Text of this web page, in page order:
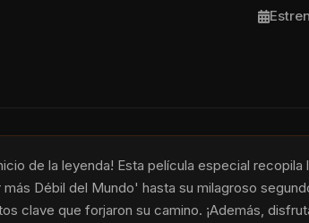
de la leyenda! Esta película especial
Débil del Mundo' hasta su milagroso
clave que forjaron su camino. ¡Además,